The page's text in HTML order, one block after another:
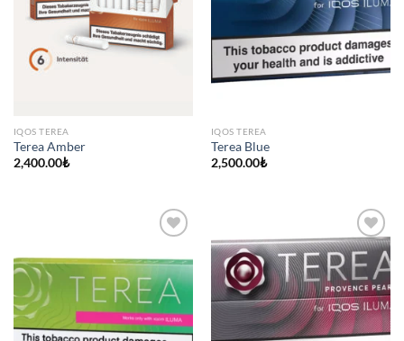
IQOS TEREA
Terea Amber
2,400.00₺
IQOS TEREA
Terea Blue
2,500.00₺